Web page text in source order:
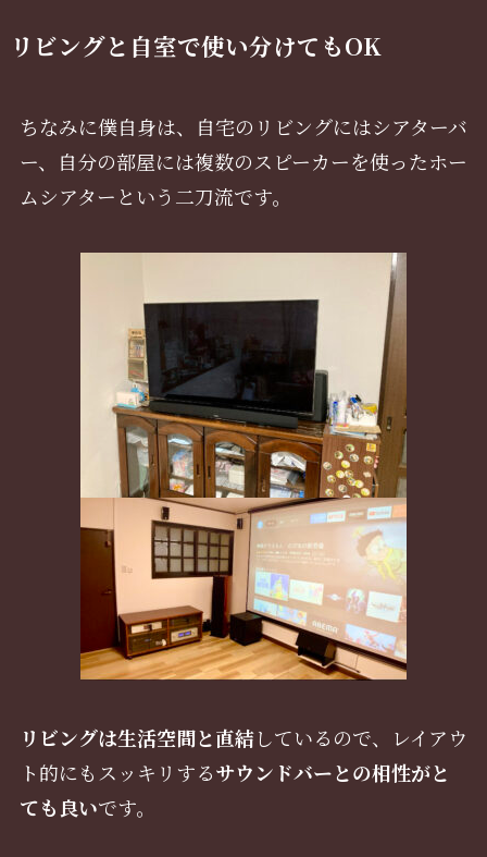
リビングと自室で使い分けてもOK
ちなみに僕自身は、自宅のリビングにはシアターバ
ー、自分の部屋には複数のスピーカーを使ったホー
ムシアターという二刀流です。
リビングは生活空間と直結しているので、レイアウ
ト的にもスッキリするサウンドバーとの相性がと
ても良いです。